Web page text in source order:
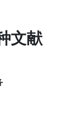
文献